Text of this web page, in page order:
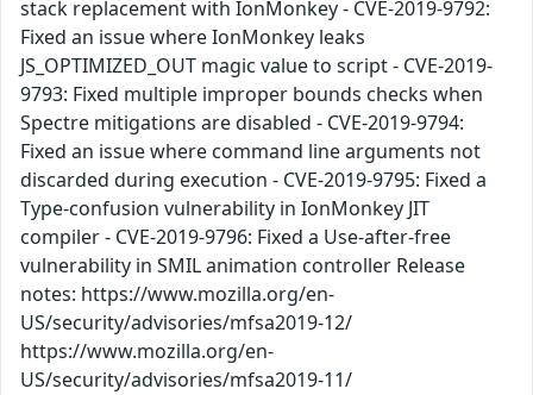
stack replacement with IonMonkey - CVE-2019-9792:
Fixed an issue where IonMonkey leaks
JS_OPTIMIZED_OUT magic value to script - CVE-2019-
9793: Fixed multiple improper bounds checks when
Spectre mitigations are disabled - CVE-2019-9794:
Fixed an issue where command line arguments not
discarded during execution - CVE-2019-9795: Fixed a
Type-confusion vulnerability in IonMonkey JIT
compiler - CVE-2019-9796: Fixed a Use-after-free
vulnerability in SMIL animation controller Release
notes: https://www.mozilla.org/en-
US/security/advisories/mfsa2019-12/
https://www.mozilla.org/en-
US/security/advisories/mfsa2019-11/